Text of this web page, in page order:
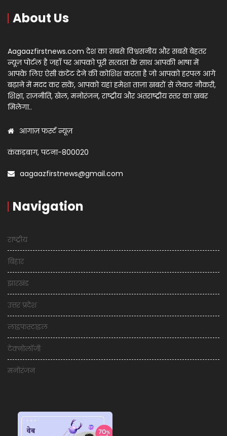
About Us
Aagaazfirstnews.com देश का सबसे विश्वसनीय और सबसे बेहतर
न्यूज़ पोर्टल है जहाँ पर आपको पूरी सत्यता के साथ आपकी भाषा में
आपके लिए ऐसी कंटेंट देने की कोशिश करता है जो आपको हरपल आगे
बढ़ाने में मदद कर सकें, आपको यहां हमेशा ताज़ा खबरों से लेकर नौकरी,
शिक्षा, राजनीति, खेल, मनोरंजन, राष्ट्रीय और अंतराष्ट्रीय स्तर का खबर
मिलेगा..
आगाज़ फर्स्ट न्यूज़
कंकड़बाग, पटना-800020
aagaazfirstnews@gmail.com
Navigation
राष्ट्रीय
बिहार
झारखंड
उत्तर प्रदेश
लाइफस्टाइल
टेक्नोलॉजी
मनोरंजन